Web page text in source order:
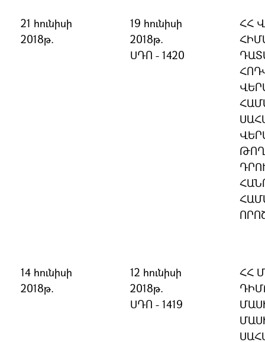
21 հունիսի
2018թ.
19 հունիսի
2018թ.
ՍԴՈ - 1420
ՀՀ
14 հունիսի
2018թ.
12 հունիսի
2018թ.
ՍԴՈ - 1419
ՀՀ